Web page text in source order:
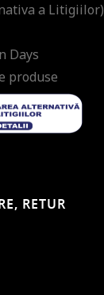
a Litigiilor)
Days
produse
RETUR